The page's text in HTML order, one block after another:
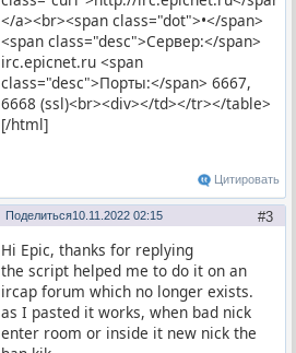
</a><br><span class="dot">•</span>
<span class="desc">Сервер:</span>
irc.epicnet.ru <span
class="desc">Порты:</span> 6667,
6668 (ssl)<br><div></td></tr></table>
[/html]
Цитировать
Поделиться 3
10.11.2022 02:15
Hi Epic, thanks for replying
the script helped me to do it on an
ircap forum which no longer exists.
as I pasted it works, when bad nick
enter room or inside it new nick the